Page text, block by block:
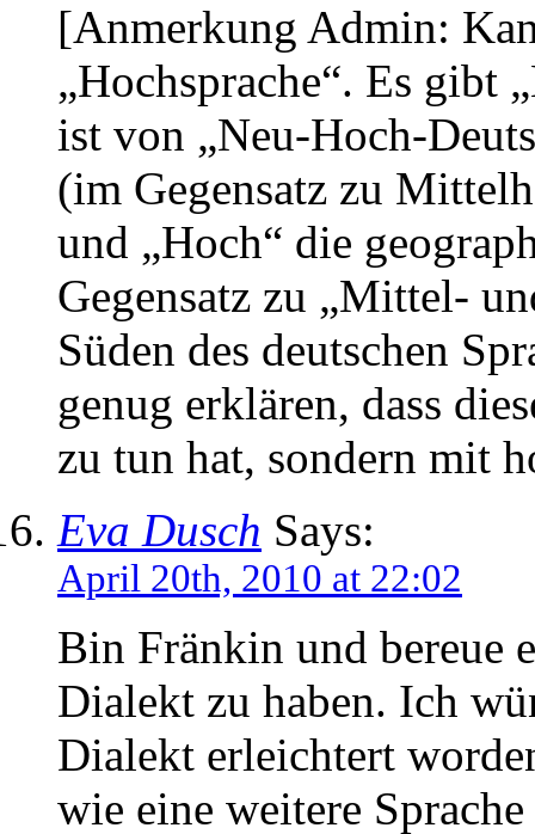
[Anmerkung Admin:
„Hochsprache“. Es gibt
ist von „Neu-Hoch-
(im Gegensatz zu
und „Hoch“ die
Gegensatz zu „Mittel-
Süden des deutschen
genug erklären, dass
zu tun hat, sondern mit
Eva Dusch Says:
April 20th, 2010 at 22:02
Bin Fränkin und bereue
Dialekt zu haben. Ich
Dialekt erleichtert
wie eine weitere